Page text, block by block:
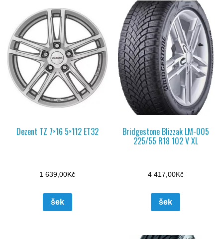
Dezent TZ 7×16 5×112 ET32
1 639,00Kč
šek
Bridgestone Blizzak LM-005
225/55 R18 102 V XL
4 417,00Kč
šek